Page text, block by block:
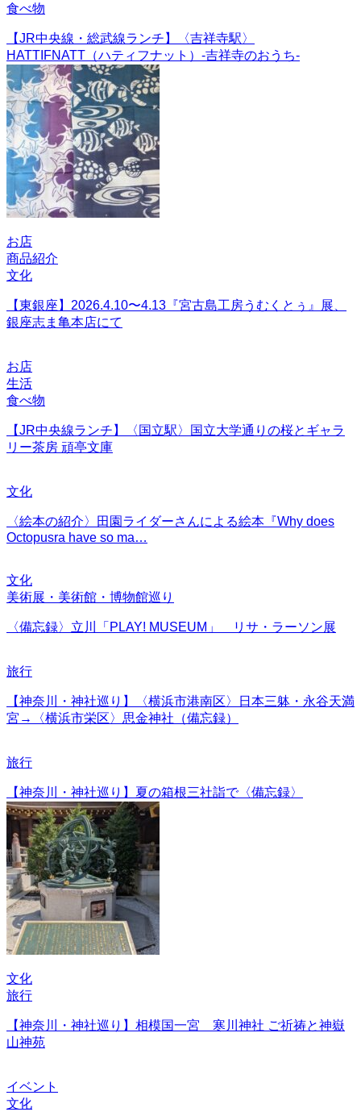
食べ物
【JR中央線・総武線ランチ】〈吉祥寺駅〉
HATTIFNATT（ハティフナット）-吉祥寺のおうち-
お店
商品紹介
文化
【東銀座】2026.4.10〜4.13『宮古島工房うむくとぅ』展、
銀座志ま亀本店にて
お店
生活
食べ物
【JR中央線ランチ】〈国立駅〉国立大学通りの桜とギャラ
リー茶房 頑亭文庫
文化
〈絵本の紹介〉田園ライダーさんによる絵本『Why does
Octopusra have so ma…
文化
美術展・美術館・博物館巡り
〈備忘録〉立川「PLAY! MUSEUM」 リサ・ラーソン展
旅行
【神奈川・神社巡り】〈横浜市港南区〉日本三躰・永谷天満
宮→〈横浜市栄区〉思金神社（備忘録）
旅行
【神奈川・神社巡り】夏の箱根三社詣で〈備忘録〉
文化
旅行
【神奈川・神社巡り】相模国一宮 寒川神社 ご祈祷と神嶽
山神苑
イベント
文化